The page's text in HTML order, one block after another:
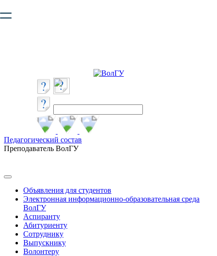
безопасную работу с сайтом. Пожалуйста
Педагогический состав
Преподаватель ВолГУ
Объявления для студентов
Электронная информационно-образовательная среда
ВолГУ
Аспиранту
Абитуриенту
Сотруднику
Выпускнику
Волонтеру